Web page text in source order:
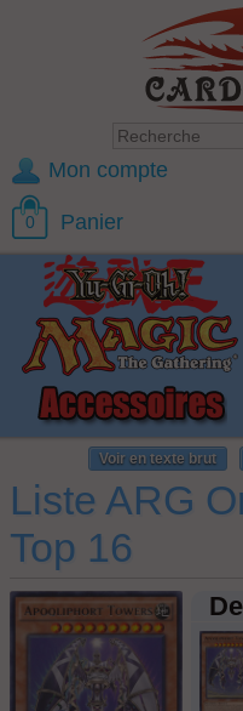
Liste ARG
Top 16
Voir en texte brut
Mon compte
0 Panier